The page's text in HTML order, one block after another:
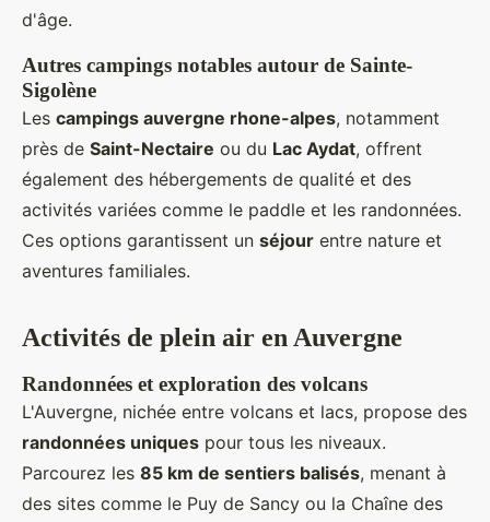
d'âge.
Autres campings notables autour de Sainte-
Sigolène
Les campings auvergne rhone-alpes, notamment
près de Saint-Nectaire ou du Lac Aydat, offrent
également des hébergements de qualité et des
activités variées comme le paddle et les randonnées.
Ces options garantissent un séjour entre nature et
aventures familiales.
Activités de plein air en Auvergne
Randonnées et exploration des volcans
L'Auvergne, nichée entre volcans et lacs, propose des
randonnées uniques pour tous les niveaux.
Parcourez les 85 km de sentiers balisés, menant à
des sites comme le Puy de Sancy ou la Chaîne des